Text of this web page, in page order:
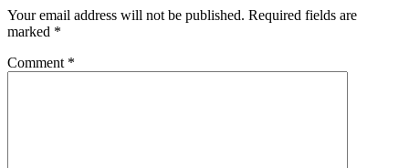
Your email address will not be published. Required fields are
marked *
Comment *